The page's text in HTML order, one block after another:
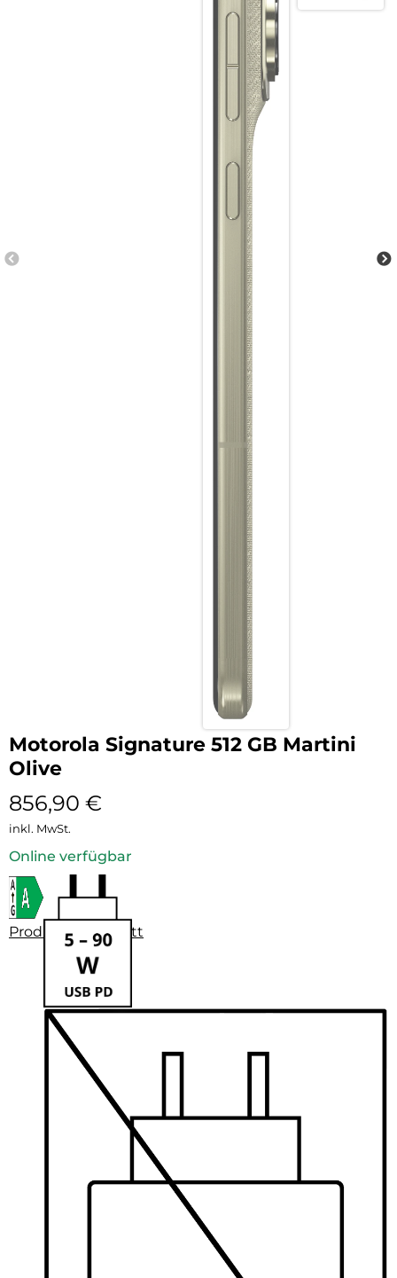
Motorola Signature 512 GB Martini
Olive
856,90 €
inkl. MwSt.
Online verfügbar
Produktdatenblatt